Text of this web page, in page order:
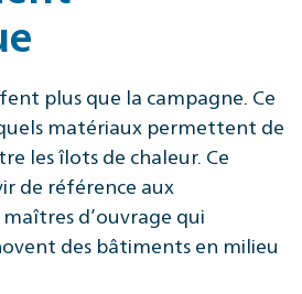
plus que la campagne. Ce
matériaux permettent de
les îlots de chaleur. Ce
de référence aux
d’ouvrage qui
des bâtiments en milieu